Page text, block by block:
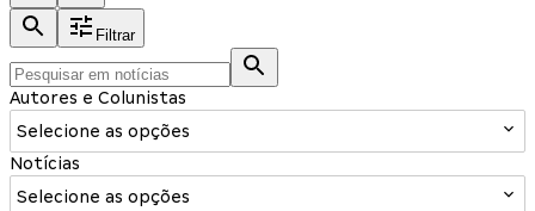
Filtrar
Autores e Colunistas
Selecione as opções
Notícias
Selecione as opções